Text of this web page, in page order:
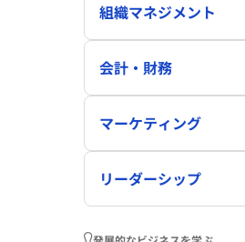
組織マネジメント
会計・財務
マーケティング
リーダーシップ